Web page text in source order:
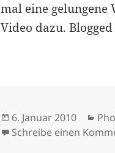
mal eine gelungene
Video dazu.
Veröffentlicht
am
6. Januar 2010
Schreibe einen